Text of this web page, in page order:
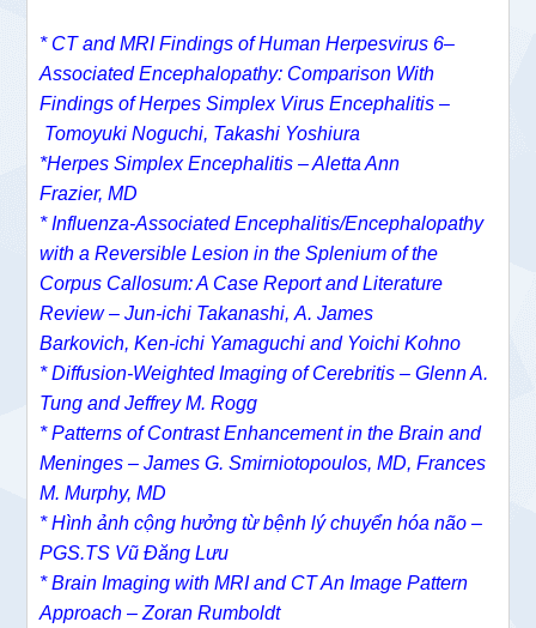
* CT and MRI Findings of Human Herpesvirus 6–
Associated Encephalopathy: Comparison With
Findings of Herpes Simplex Virus Encephalitis –
Tomoyuki Noguchi, Takashi Yoshiura
*Herpes Simplex Encephalitis – Aletta Ann
Frazier, MD
* Influenza-Associated Encephalitis/Encephalopathy
with a Reversible Lesion in the Splenium of the
Corpus Callosum: A Case Report and Literature
Review –Jun-ichi Takanashi,A. James
Barkovich,Ken-ichi Yamaguchi and Yoichi Kohno
*Diffusion-Weighted Imaging of Cerebritis –Glenn A.
Tung andJeffrey M. Rogg
*Patterns of Contrast Enhancement in the Brain and
Meninges –James G. Smirniotopoulos, MD,Frances
M. Murphy, MD
* Hình ảnh cộng hưởng từ bệnh lý chuyển hóa não –
PGS.TS Vũ Đăng Lưu
* Brain Imaging with MRI and CT An Image Pattern
Approach – Zoran Rumboldt